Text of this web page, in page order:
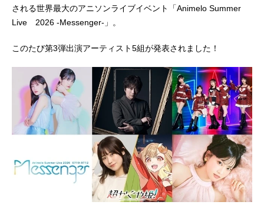
される世界最大のアニソンライブイベント「Animelo Summer
Live 2026 -Messenger-」。
このたび第3弾出演アーティスト5組が発表されました！